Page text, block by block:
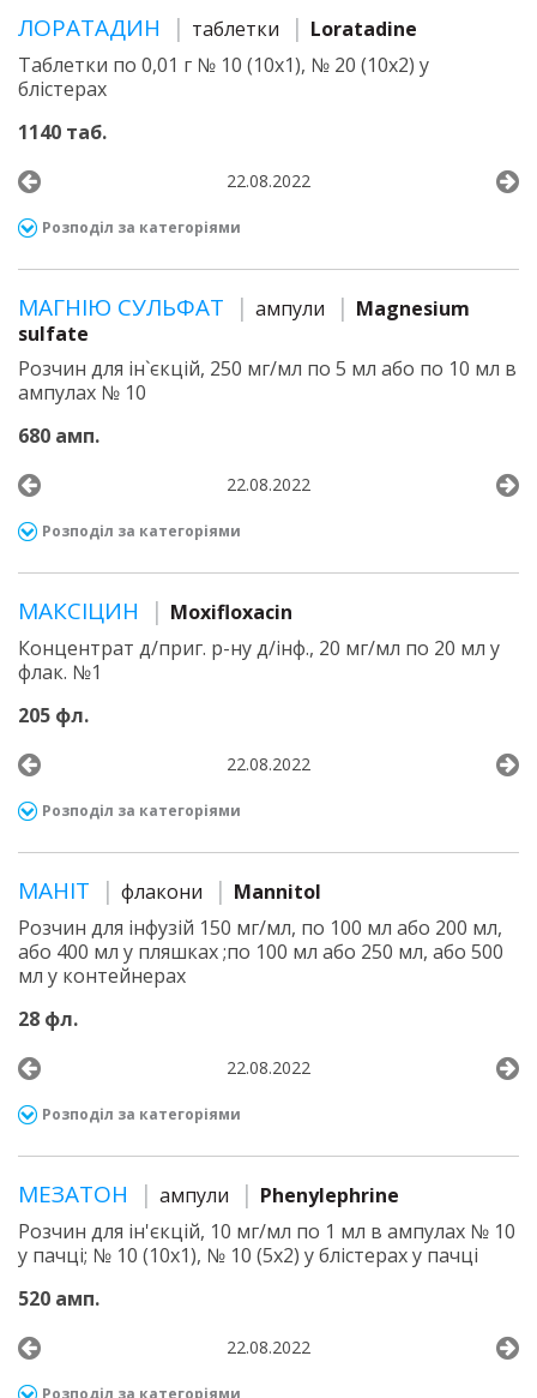
ЛОРАТАДИН таблетки
Loratadine
Таблетки по 0,01 г № 10 (10х1), № 20 (10х2) у
блістерах
1140 таб.
22.08.2022
Розподіл за категоріями
МАГНІЮ СУЛЬФАТ ампули
Magnesium
sulfate
Розчин для ін`єкцій, 250 мг/мл по 5 мл або по 10 мл в
ампулах № 10
680 амп.
22.08.2022
Розподіл за категоріями
МАКСІЦИН
Moxifloxacin
Концентрат д/приг. р-ну д/інф., 20 мг/мл по 20 мл у
флак. №1
205 фл.
22.08.2022
Розподіл за категоріями
МАНІТ флакони
Mannitol
Розчин для інфузій 150 мг/мл, по 100 мл або 200 мл,
або 400 мл у пляшках ;по 100 мл або 250 мл, або 500
мл у контейнерах
28 фл.
22.08.2022
Розподіл за категоріями
МЕЗАТОН ампули
Phenylephrine
Розчин для ін'єкцій, 10 мг/мл по 1 мл в ампулах № 10
у пачці; № 10 (10х1), № 10 (5х2) у блістерах у пачці
520 амп.
22.08.2022
Розподіл за категоріями